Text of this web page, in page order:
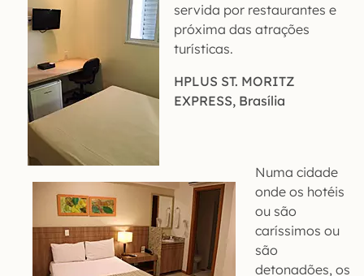
servida por restaurantes e
próxima das atrações
turísticas.
HPLUS ST. MORITZ
EXPRESS, Brasília
Numa cidade
onde os hotéis
ou são
caríssimos ou
são
detonadões, os